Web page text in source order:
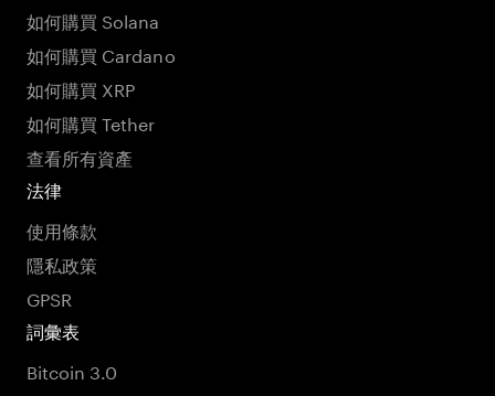
如何購買 Solana
如何購買 Cardano
如何購買 XRP
如何購買 Tether
查看所有資產
法律
使用條款
隱私政策
GPSR
詞彙表
Bitcoin 3.0